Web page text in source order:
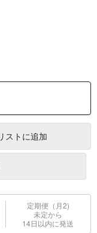
ストに追加
定期便（月2)
未定から
14日以内に発送